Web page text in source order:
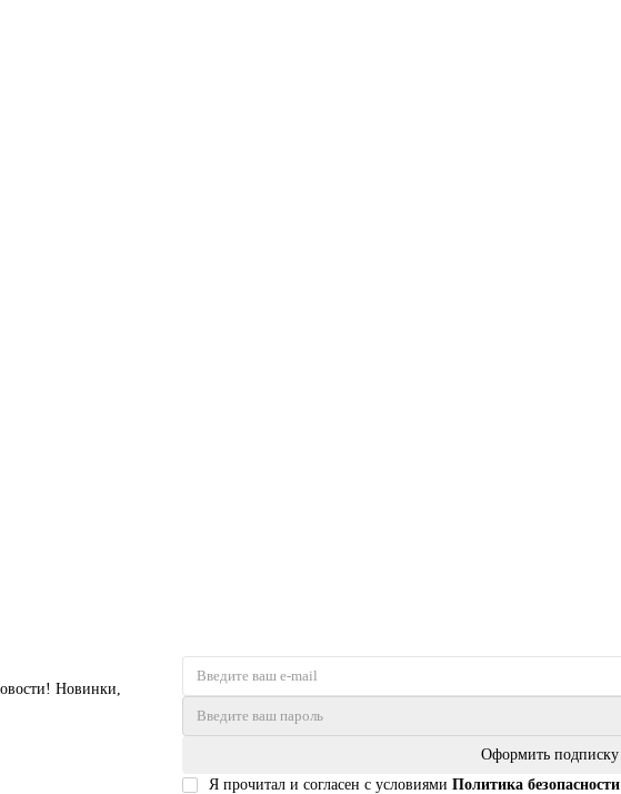
Новинки,
Оформить подписку
Я прочитал и согласен с условиями Политика безопасности